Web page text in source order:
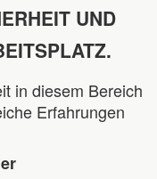
UND
in diesem Bereich
Erfahrungen